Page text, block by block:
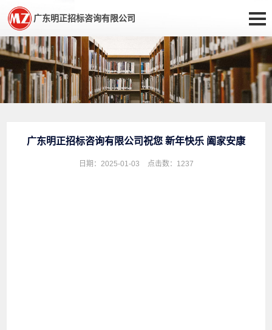
广东明正招标咨询有限公司
广东明正招标咨询有限公司祝您 新年快乐 阖家安康
日期：2025-01-03 点击数： 1237